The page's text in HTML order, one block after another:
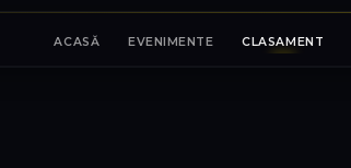
ACASĂ EVENIMENTE CLASAMENT